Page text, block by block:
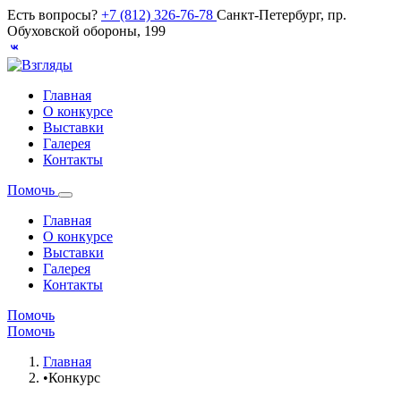
Есть вопросы? +7 (812) 326-76-78 Санкт-Петербург, пр.
Обуховской обороны, 199
Главная
О конкурсе
Выставки
Галерея
Контакты
Помочь
Главная
О конкурсе
Выставки
Галерея
Контакты
Помочь
Помочь
Главная
•Конкурс